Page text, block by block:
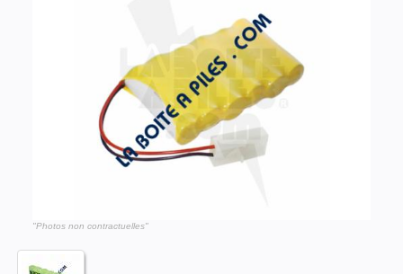
"Photos non contractuelles"